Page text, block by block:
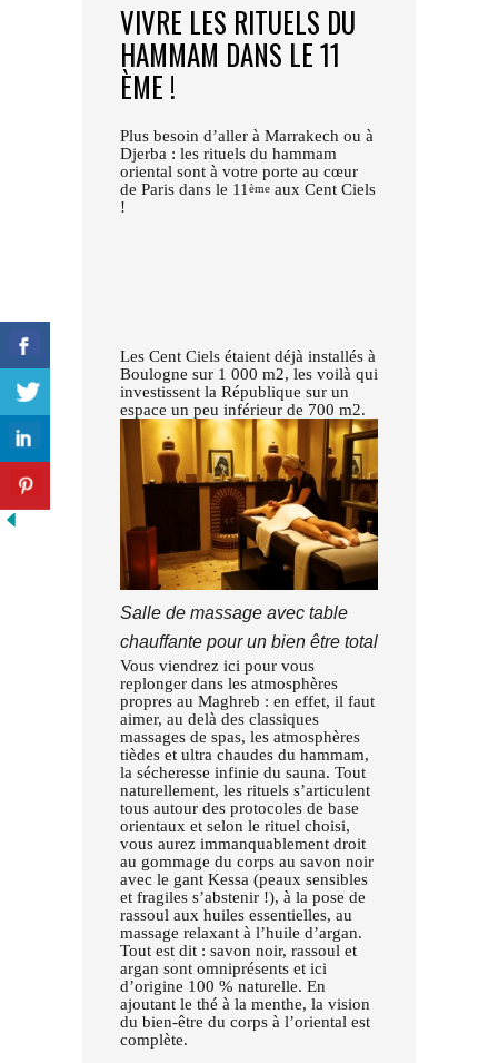
VIVRE LES RITUELS DU
HAMMAM DANS LE 11
ÈME !
Plus besoin d’aller à Marrakech ou à
Djerba : les rituels du hammam
oriental sont à votre porte au cœur
de Paris dans le 11ème aux Cent Ciels
!
Les Cent Ciels étaient déjà installés à
Boulogne sur 1 000 m2, les voilà qui
investissent la République sur un
espace un peu inférieur de 700 m2.
Salle de massage avec table
chauffante pour un bien être total
Vous viendrez ici pour vous
replonger dans les atmosphères
propres au Maghreb : en effet, il faut
aimer, au delà des classiques
massages de spas, les atmosphères
tièdes et ultra chaudes du hammam,
la sécheresse infinie du sauna. Tout
naturellement, les rituels s’articulent
tous autour des protocoles de base
orientaux et selon le rituel choisi,
vous aurez immanquablement droit
au gommage du corps au savon noir
avec le gant Kessa (peaux sensibles
et fragiles s’abstenir !), à la pose de
rassoul aux huiles essentielles, au
massage relaxant à l’huile d’argan.
Tout est dit : savon noir, rassoul et
argan sont omniprésents et ici
d’origine 100 % naturelle. En
ajoutant le thé à la menthe, la vision
du bien-être du corps à l’oriental est
complète.